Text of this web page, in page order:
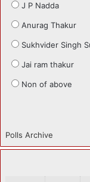
J P Nadda
Anurag Thakur
Sukhvider Singh
Jai ram thakur
Non of above
Polls Archive